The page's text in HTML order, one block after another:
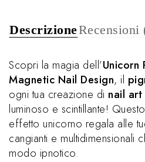
DescrizioneRecensioni
Scopri la magia dell’Unicorn
Magnetic Nail Design, il
ogni tua creazione di nail art
luminoso e scintillante!
effetto unicorno regala alle
cangianti e multidimensionali
modo ipnotico.